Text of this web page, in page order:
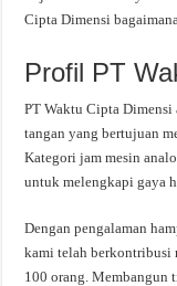
Cipta Dimensi
Profil PT
PT Waktu Cipta
tangan yang bertujuan
Kategori jam mesin
untuk melengkapi gaya
Dengan pengalaman
kami telah berkontribusi
100 orang.